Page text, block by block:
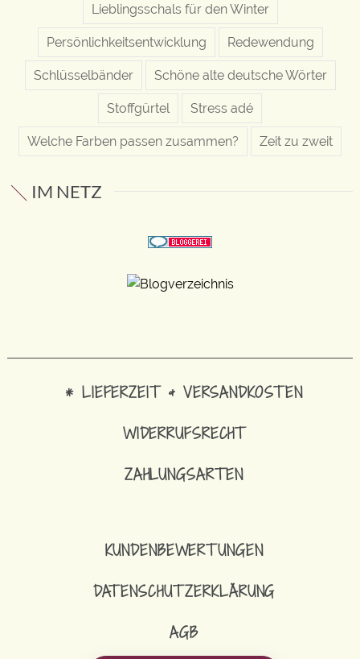
Lieblingsschals für den Winter
Persönlichkeitsentwicklung Redewendung
Schlüsselbänder Schöne alte deutsche Wörter
Stoffgürtel Stress adé
Welche Farben passen zusammen? Zeit zu zweit
IM NETZ
* LIEFERZEIT & VERSANDKOSTEN
WIDERRUFSRECHT
ZAHLUNGSARTEN
KUNDENBEWERTUNGEN
DATENSCHUTZERKLÄRUNG
AGB